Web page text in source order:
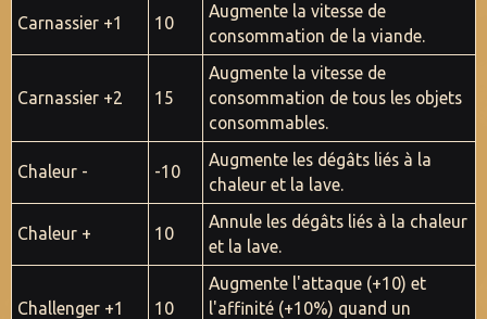
Carnassier +1 10
Augmente la vitesse de
consommation de la viande.
Carnassier +2 15
Augmente la vitesse de
consommation de tous les objets
consommables.
Chaleur - -10
Augmente les dégâts liés à la
chaleur et la lave.
Chaleur + 10
Annule les dégâts liés à la chaleur
et la lave.
Challenger +1 10
Augmente l'attaque (+10) et
l'affinité (+10%) quand un